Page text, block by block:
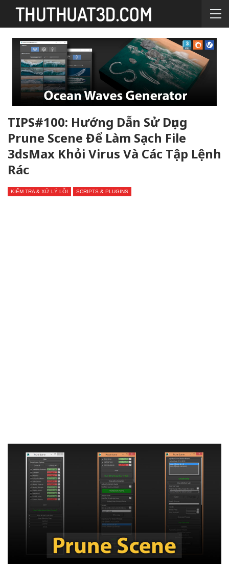
TIPS#100: Hướng Dẫn Sử Dụng
Prune Scene Để Làm Sạch File
3dsMax Khỏi Virus Và Các Tập Lệnh
Rác
KIỂM TRA & XỬ LÝ LỖI SCRIPTS & PLUGINS